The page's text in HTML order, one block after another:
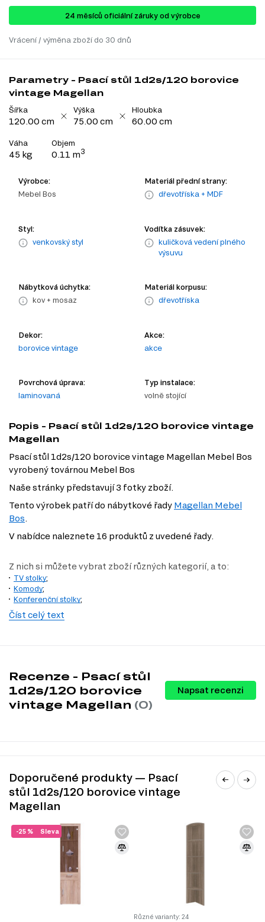
24 ​​​​měsíců oficiální záruky od výrobce
Vrácení / výměna zboží do 30 dnů
Parametry - Psací stůl 1d2s/120 borovice
vintage Magellan
Šířka
120.00 cm
Výška
75.00 cm
Hloubka
60.00 cm
Váha
45 kg
Objem
0.11 m3
Výrobce:
Mebel Bos
Materiál přední strany:
dřevotříska + MDF
Styl:
venkovský styl
Vodítka zásuvek:
kuličková vedení plného
výsuvu
Nábytková úchytka:
kov + mosaz
Materiál korpusu:
dřevotříska
Dekor:
borovice vintage
Akce:
akce
Povrchová úprava:
laminovaná
Typ instalace:
volně stojící
Popis - Psací stůl 1d2s/120 borovice vintage
Magellan
Psací stůl 1d2s/120 borovice vintage Magellan Mebel Bos
vyrobený továrnou Mebel Bos
Naše stránky představují 3 fotky zboží.
Tento výrobek patří do nábytkové řady Magellan Mebel
Bos.
V nabídce naleznete 16 produktů z uvedené řady.
Z nich si můžete vybrat zboží různých kategorií, a to:
TV stolky;
Komody;
Konferenční stolky;
Jednolůžkové postele
Regály, knihovny, vitríny
DŘEVOTŘÍSKA + MDF
Kombinovaná fasáda z DTD a MDF je oblíbeným řešením v
nábytkářském průmyslu díky kombinaci výhod obou
materiálů. Taková fasáda spojuje stabilitu a ekonomičnost
Číst celý text
Recenze - Psací stůl
1d2s/120 borovice
vintage Magellan (0)
Napsat recenzi
Doporučené produkty — Psací
stůl 1d2s/120 borovice vintage
Magellan
Sleva
-25 %
Různé varianty: 24